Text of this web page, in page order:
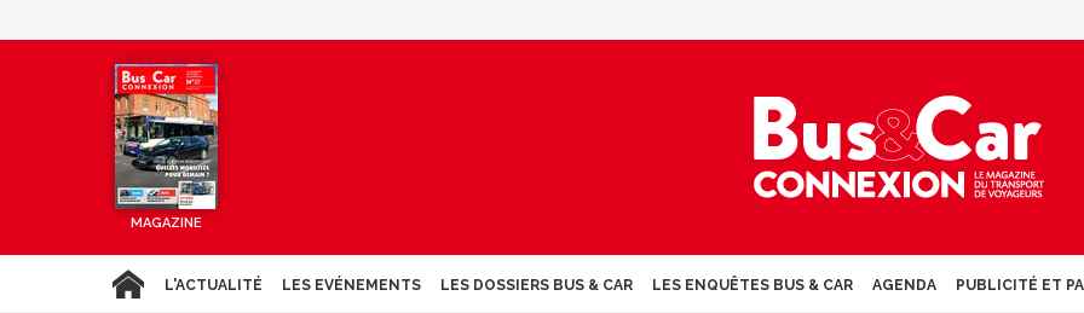
MAGAZINE
L'ACTUALITÉ LES EVÉNEMENTS LES DOSSIERS BUS & CAR LES ENQUÊTES BUS & CAR AGENDA PUBLICITÉ ET